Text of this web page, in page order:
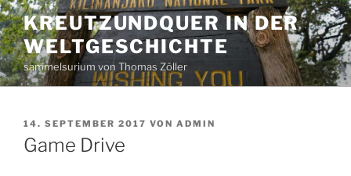
Zum
Inhalt
springen
KREUTZUNDQUER IN DER
WELTGESCHICHTE
sammelsurium von Thomas Zöller
VERÖFFENTLICHT
AM
14. SEPTEMBER 2017 VON ADMIN
Game Drive